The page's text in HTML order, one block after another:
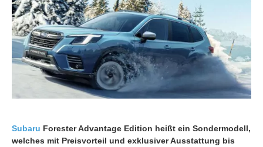
Subaru Forester Advantage Edition heißt ein Sondermodell,
welches mit Preisvorteil und exklusiver Ausstattung bis